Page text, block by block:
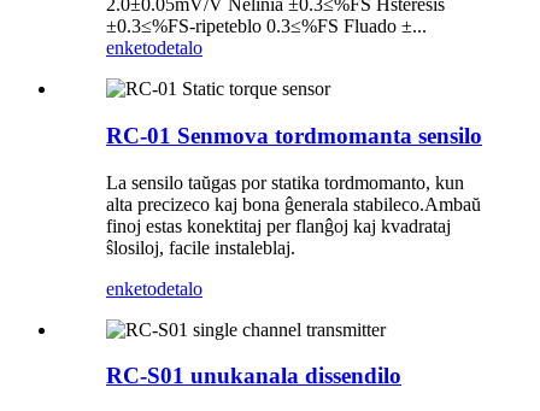
2.0±0.05mV/V Nelinia ±0.3≤%FS Hsteresis
±0.3≤%FS-ripeteblo 0.3≤%FS Fluado ±...
enketodetalo
RC-01 Senmova tordmomanta sensilo
La sensilo taŭgas por statika tordmomanto, kun
alta precizeco kaj bona ĝenerala stabileco.Ambaŭ
finoj estas konektitaj per flanĝoj kaj kvadrataj
ŝlosiloj, facile instaleblaj.
enketodetalo
RC-S01 unukanala dissendilo